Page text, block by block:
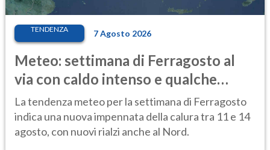
TENDENZA 7 Agosto 2026
Meteo: settimana di Ferragosto al
via con caldo intenso e qualche
temporale
La tendenza meteo per la settimana di Ferragosto
indica una nuova impennata della calura tra 11 e 14
agosto, con nuovi rialzi anche al Nord.